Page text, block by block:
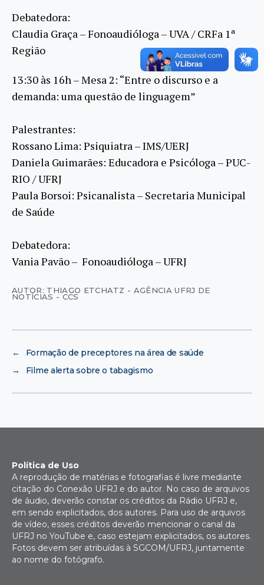
Debatedora:
Claudia Graça – Fonoaudióloga – UVA / CRFa 1ª
Região
13:30 às 16h – Mesa 2: “Entre o discurso e a
demanda: uma questão de linguagem”
Palestrantes:
Rossano Lima: Psiquiatra – IMS/UERJ
Daniela Guimarães: Educadora e Psicóloga – PUC-
RIO / UFRJ
Paula Borsoi: Psicanalista – Secretaria Municipal
de Saúde
Debatedora:
Vania Pavão – Fonoaudióloga – UFRJ
AUTOR: THIAGO ETCHATZ - AGÊNCIA UFRJ DE
NOTÍCIAS - CCS
←
Formação de preceptores na área de saúde
→
Filme alerta sobre o tabagismo
Política de Uso
A reprodução de matérias e fotografias é livre mediante
citação do Conexão UFRJ e do autor. No caso de arquivos
de áudio, deverão constar os créditos da Rádio UFRJ e,
em sendo explicitados, dos autores. Para uso de arquivos
de vídeo, esses créditos deverão mencionar o canal da
UFRJ no YouTube e, caso estejam explicitados, os autores.
Fotos devem ser atribuídas à SGCOM/UFRJ, juntamente
ao nome do fotógrafo.